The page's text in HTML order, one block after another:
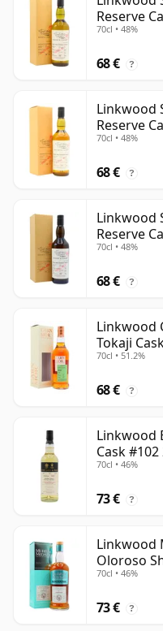
Reserve
70cl • 48%
68 € ?
Linkwood
Reserve
70cl • 48%
68 € ?
Linkwood
Reserve
70cl • 48%
68 € ?
Linkwood
Tokaji
70cl • 51.2%
68 € ?
Linkwood
Cask
70cl • 46%
73 € ?
Linkwood
Oloroso
70cl • 46%
73 € ?